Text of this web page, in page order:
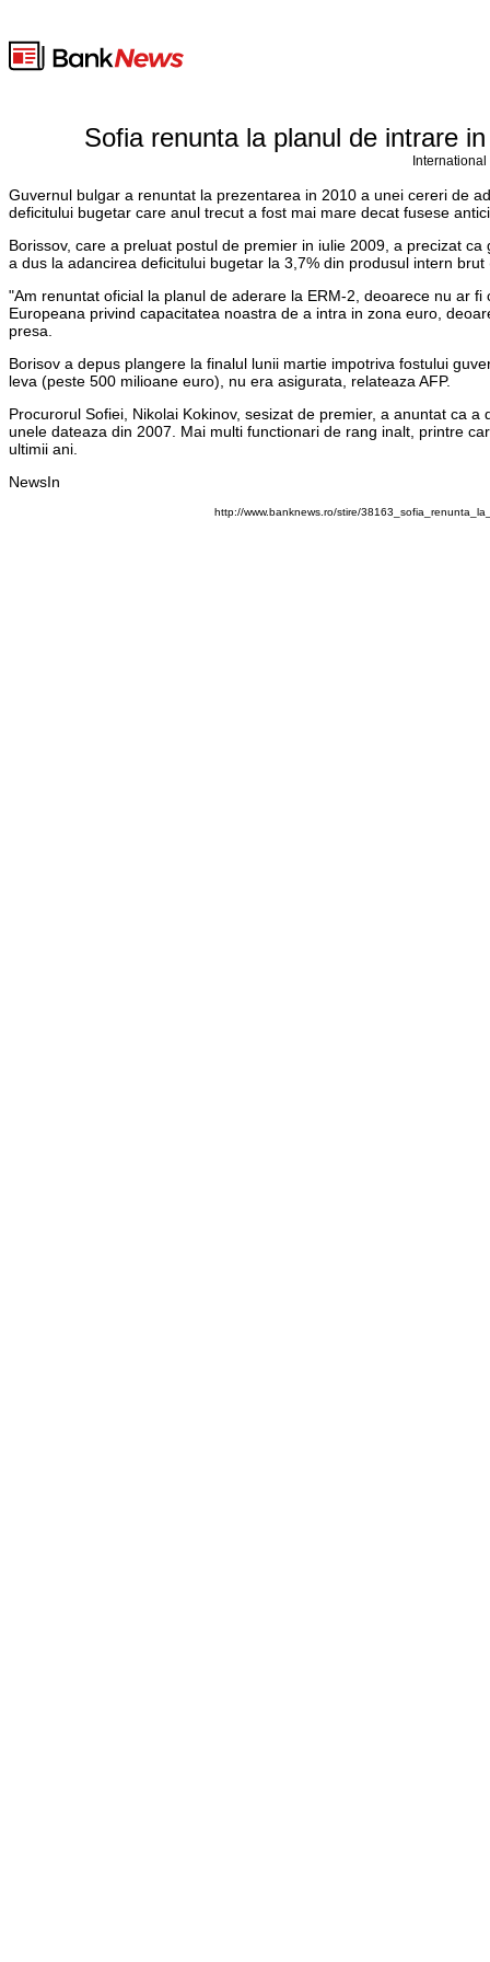
Sofia renunta la planul de intrare
Guvernul bulgar a renuntat la prezentarea in 2010 a unei cereri de
deficitului bugetar care anul trecut a fost mai mare decat fusese
Borissov, care a preluat postul de premier in iulie 2009, a precizat
a dus la adancirea deficitului bugetar la 3,7% din produsul intern
"Am renuntat oficial la planul de aderare la ERM-2, deoarece nu ar
Europeana privind capacitatea noastra de a intra in zona euro,
presa.
Borisov a depus plangere la finalul lunii martie impotriva fostului
leva (peste 500 milioane euro), nu era asigurata, relateaza AFP.
Procurorul Sofiei, Nikolai Kokinov, sesizat de premier, a anuntat ca
unele dateaza din 2007. Mai multi functionari de rang inalt, printre
ultimii ani.
NewsIn
http://www.banknews.ro/stire/